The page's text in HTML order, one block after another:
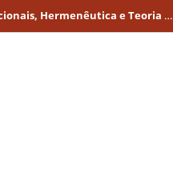
Revista de Estudos Constitucionais, Hermenêutica e Teoria do Direito